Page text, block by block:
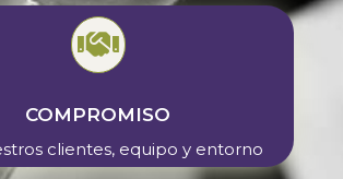

COMPROMISO
clientes, equipo y entorno